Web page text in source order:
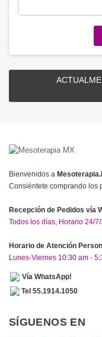
Bienvenidos a
Consiéntete comprando los
Recepción de Pedidos vía
Todos los días, Horario 24/
Horario de Atención
Lunes-Viernes 10:30 am -
Vía WhatsApp!
Tel 55.1914.1050
SÍGUENOS EN